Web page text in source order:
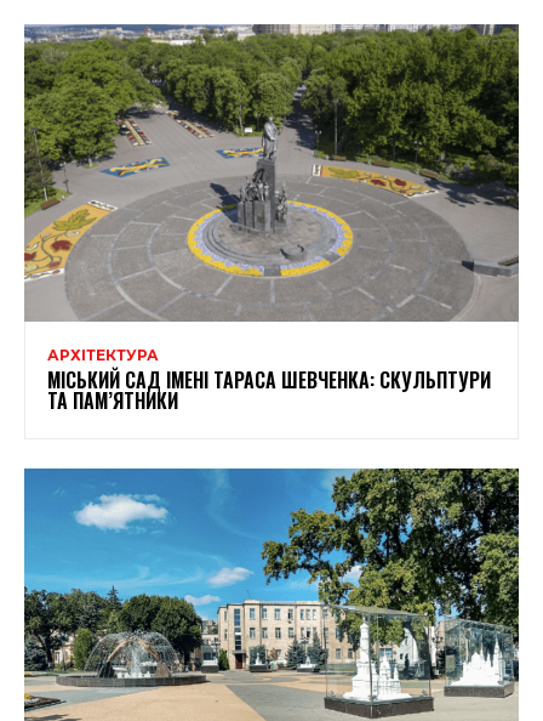
АРХІТЕКТУРА
МІСЬКИЙ САД ІМЕНІ ТАРАСА ШЕВЧЕНКА: СКУЛЬПТУРИ
ТА ПАМ’ЯТНИКИ